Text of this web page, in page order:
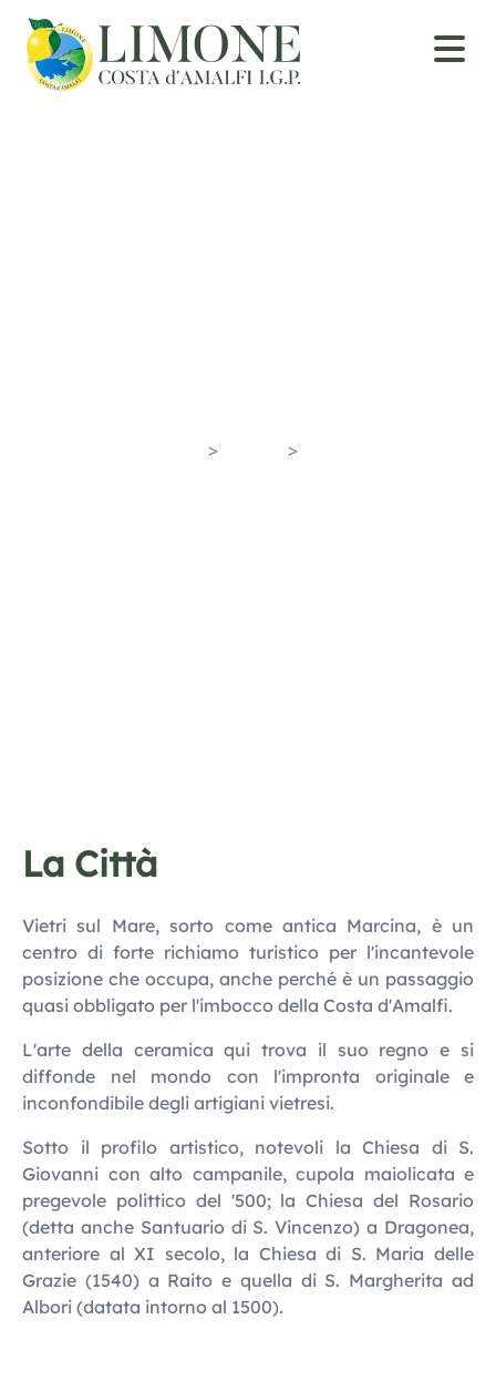
> >
La Città
Vietri sul Mare, sorto come antica Marcina, è un
centro di forte richiamo turistico per l'incantevole
posizione che occupa, anche perché è un passaggio
quasi obbligato per l'imbocco della Costa d'Amalfi.
L'arte della ceramica qui trova il suo regno e si
diffonde nel mondo con l'impronta originale e
inconfondibile degli artigiani vietresi.
Sotto il profilo artistico, notevoli la Chiesa di S.
Giovanni con alto campanile, cupola maiolicata e
pregevole polittico del '500; la Chiesa del Rosario
(detta anche Santuario di S. Vincenzo) a Dragonea,
anteriore al XI secolo, la Chiesa di S. Maria delle
Grazie (1540) a Raito e quella di S. Margherita ad
Albori (datata intorno al 1500).